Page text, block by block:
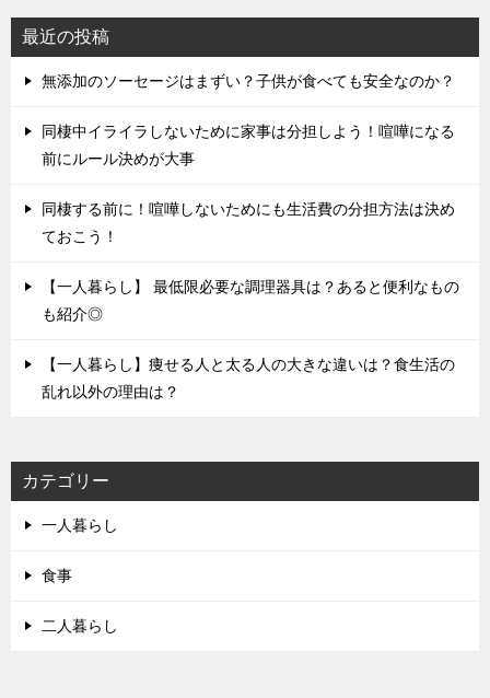
最近の投稿
無添加のソーセージはまずい？子供が食べても安全なのか？
同棲中イライラしないために家事は分担しよう！喧嘩になる
前にルール決めが大事
同棲する前に！喧嘩しないためにも生活費の分担方法は決め
ておこう！
【一人暮らし】 最低限必要な調理器具は？あると便利なもの
も紹介◎
【一人暮らし】痩せる人と太る人の大きな違いは？食生活の
乱れ以外の理由は？
カテゴリー
一人暮らし
食事
二人暮らし